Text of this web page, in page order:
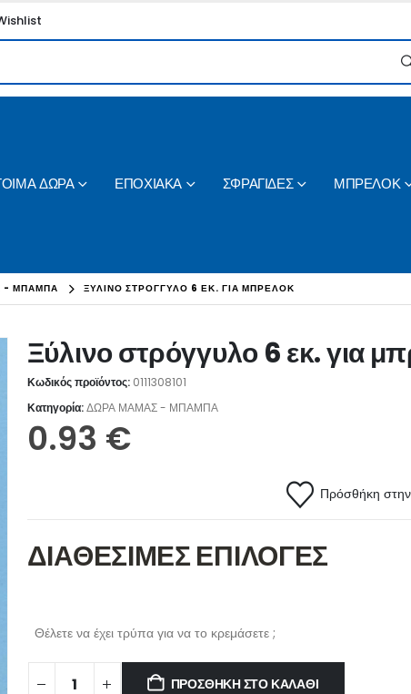
ΔΩΡΑ ΕΠΟΧΙΑΚΑ ΣΦΡΑΓΙΔΕΣ ΜΠΡΕΛΟΚ
- ΜΠΑΜΠΑ ΞΎΛΙΝΟ ΣΤΡΌΓΓΥΛΟ 6 ΕΚ. ΓΙΑ ΜΠΡΕΛΌΚ
Ξύλινο στρόγγυλο 6 εκ. για
Κωδικός προϊόντος: 0111308101
Κατηγορία:ΔΩΡΑ ΜΑΜΑΣ - ΜΠΑΜΠΑ
0.93 €
Πρόσθήκη στην
ΔΙΑΘΕΣΙΜΕΣ ΕΠΙΛΟΓΕΣ
Θέλετε να έχει τρύπα για να το κρεμάσετε ;
ΠΡΟΣΘΉΚΗ ΣΤΟ ΚΑΛΆΘΙ